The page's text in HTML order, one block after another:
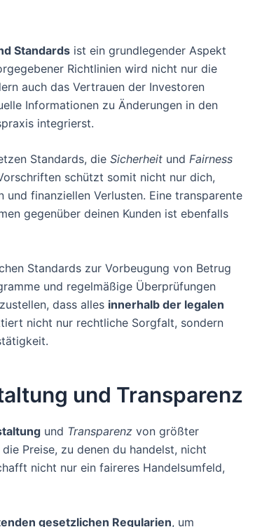
Standards ist ein grundlegender Aspekt
Richtlinien wird nicht nur die
auch das Vertrauen der Investoren
Informationen zu Änderungen in den
integrierst.
Standards, die Sicherheit und Fairness
schützt somit nicht nur dich,
finanziellen Verlusten. Eine transparente
gegenüber deinen Kunden ist ebenfalls
Standards zur Vorbeugung von Betrug
und regelmäßige Überprüfungen
dass alles innerhalb der legalen
nicht nur rechtliche Sorgfalt, sondern
und Transparenz
und Transparenz von größter
Preise, zu denen du handelst, nicht
nicht nur ein faireres Handelsumfeld,
gesetzlichen Regularien, um